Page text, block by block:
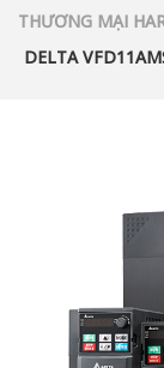
THƯƠNG MẠI
DELTA